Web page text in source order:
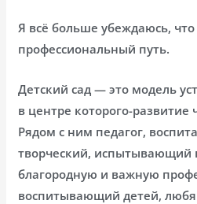
Я всё больше убеждаюсь,
профессиональный путь.
Детский сад — это модель
в центре которого-развитие
Рядом с ним педагог,
творческий, испытывающий
благородную и важную
воспитывающий детей,